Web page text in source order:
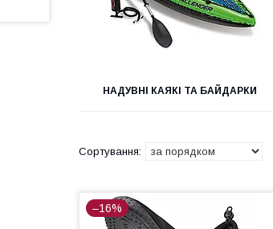
НАДУВНІ КАЯКІ ТА БАЙДАРКИ
–16%